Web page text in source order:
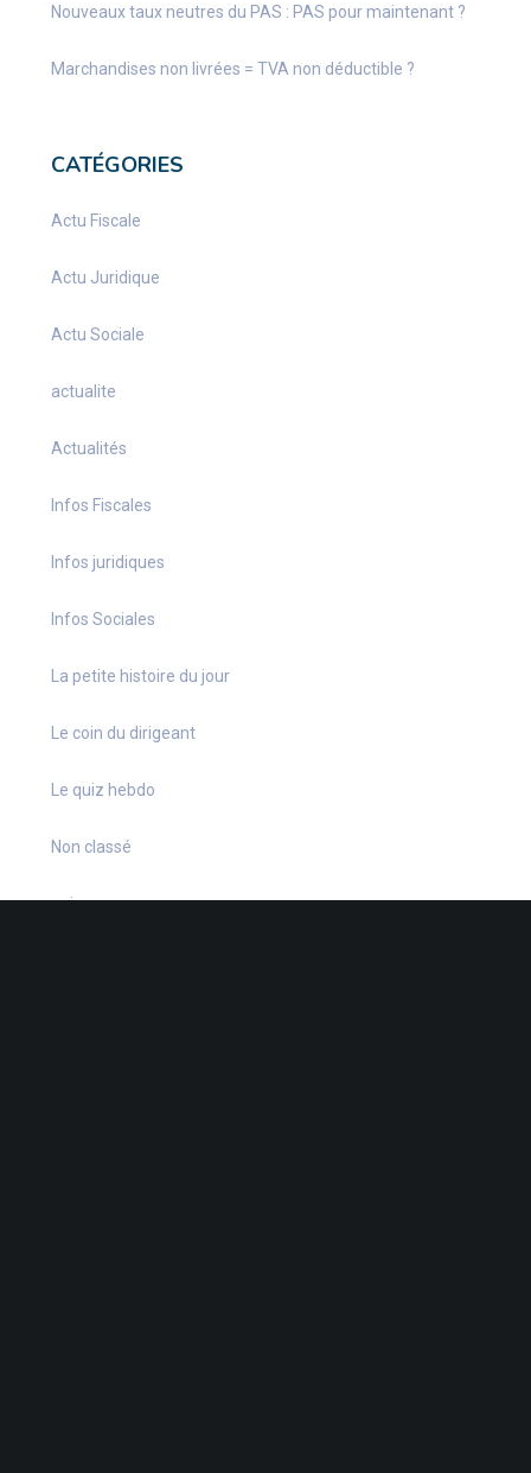
Nouveaux taux neutres du PAS : PAS pour maintenant ?
Marchandises non livrées = TVA non déductible ?
CATÉGORIES
Actu Fiscale
Actu Juridique
Actu Sociale
actualite
Actualités
Infos Fiscales
Infos juridiques
Infos Sociales
La petite histoire du jour
Le coin du dirigeant
Le quiz hebdo
Non classé
quizz